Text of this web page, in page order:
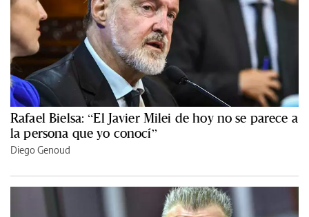
Rafael Bielsa: “El Javier Milei de hoy no se parece a
la persona que yo conocí”
Diego Genoud